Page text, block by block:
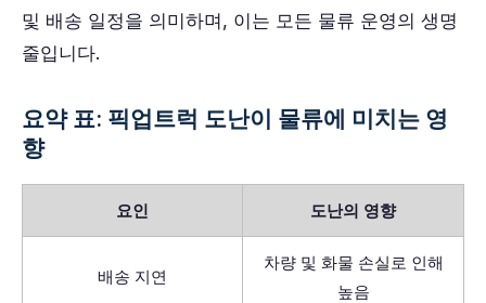
및 배송 일정을 의미하며, 이는 모든 물류 운영의 생명
줄입니다.
요약 표: 픽업트럭 도난이 물류에 미치는 영
향
요인 도난의 영향
배송 지연
차량 및 화물 손실로 인해
높음